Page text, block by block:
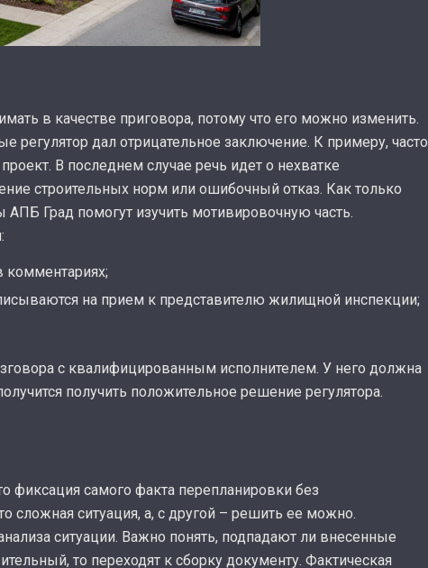
в качестве приговора, потому что его можно изменить.
регулятор дал отрицательное заключение. К примеру, часто
В последнем случае речь идет о нехватке
строительных норм или ошибочный отказ. Как только
АПБ Град помогут изучить мотивировочную часть.
на прием к представителю жилищной инспекции;
с квалифицированным исполнителем. У него должна
получить положительное решение регулятора.
фиксация самого факта перепланировки без
сложная ситуация, а, с другой – решить ее можно.
ситуации. Важно понять, подпадают ли внесенные
то переходят к сборку документу. Фактическая